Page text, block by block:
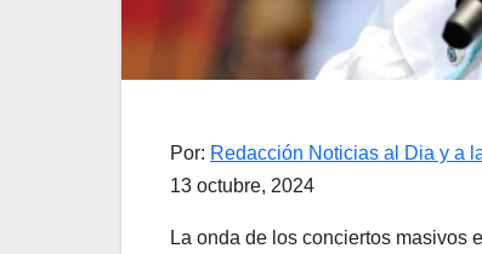
Por: Redacción Noticias al Dia y a
13 octubre, 2024
La onda de los conciertos masivos